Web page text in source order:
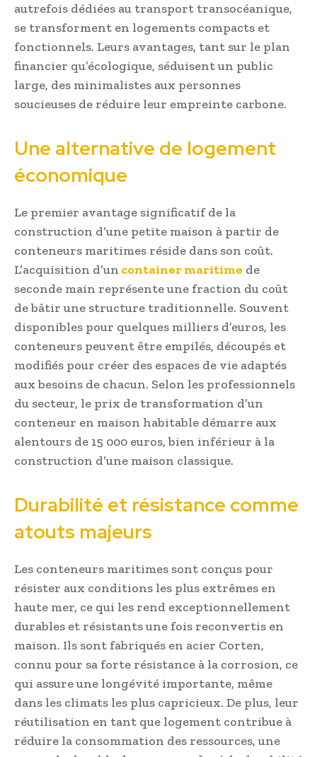
autrefois dédiées au transport transocéanique,
se transforment en logements compacts et
fonctionnels. Leurs avantages, tant sur le plan
financier qu’écologique, séduisent un public
large, des minimalistes aux personnes
soucieuses de réduire leur empreinte carbone.
Une alternative de logement
économique
Le premier avantage significatif de la
construction d’une petite maison à partir de
conteneurs maritimes réside dans son coût.
L’acquisition d’un container maritime de
seconde main représente une fraction du coût
de bâtir une structure traditionnelle. Souvent
disponibles pour quelques milliers d’euros, les
conteneurs peuvent être empilés, découpés et
modifiés pour créer des espaces de vie adaptés
aux besoins de chacun. Selon les professionnels
du secteur, le prix de transformation d’un
conteneur en maison habitable démarre aux
alentours de 15 000 euros, bien inférieur à la
construction d’une maison classique.
Durabilité et résistance comme
atouts majeurs
Les conteneurs maritimes sont conçus pour
résister aux conditions les plus extrêmes en
haute mer, ce qui les rend exceptionnellement
durables et résistants une fois reconvertis en
maison. Ils sont fabriqués en acier Corten,
connu pour sa forte résistance à la corrosion, ce
qui assure une longévité importante, même
dans les climats les plus capricieux. De plus, leur
réutilisation en tant que logement contribue à
réduire la consommation des ressources, une